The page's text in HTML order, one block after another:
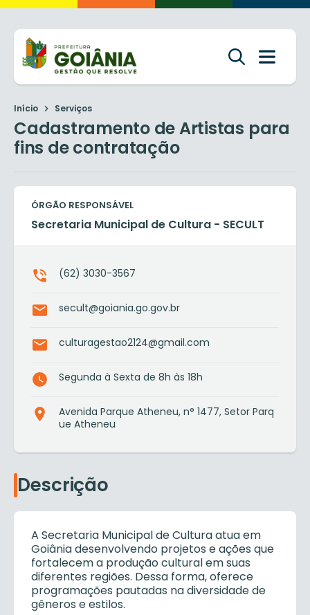
Início Serviços
Cadastramento de Artistas para
fins de contratação
ÓRGÃO RESPONSÁVEL
Secretaria Municipal de Cultura - SECULT
(62) 3030-3567
secult@goiania.go.gov.br
culturagestao2124@gmail.com
Segunda à Sexta de 8h às 18h
Avenida Parque Atheneu, n° 1477, Setor Parq
ue Atheneu
Descrição
A Secretaria Municipal de Cultura atua em
Goiânia desenvolvendo projetos e ações que
fortalecem a produção cultural em suas
diferentes regiões. Dessa forma, oferece
programações pautadas na diversidade de
gêneros e estilos.